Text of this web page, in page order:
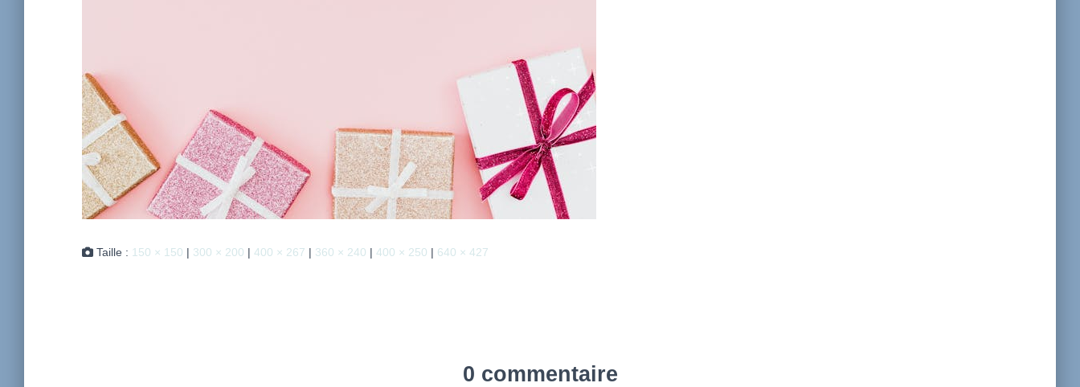
Taille : 150 × 150 | 300 × 200 | 400 × 267 | 360 × 240 | 400 × 250 | 640 × 427
0 commentaire